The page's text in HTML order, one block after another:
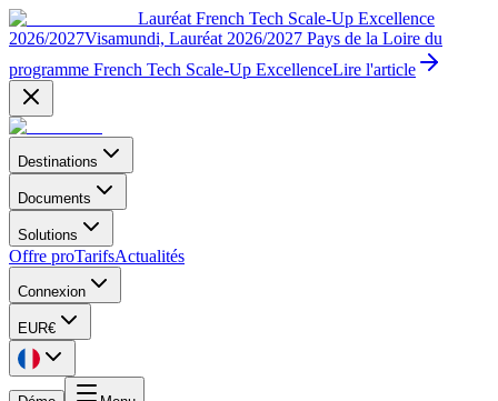
Lauréat French Tech Scale-Up Excellence
2026/2027Visamundi, Lauréat 2026/2027 Pays de la Loire du
programme French Tech Scale-Up ExcellenceLire l'article
Destinations
Documents
Solutions
Offre proTarifsActualités
Connexion
EUR€